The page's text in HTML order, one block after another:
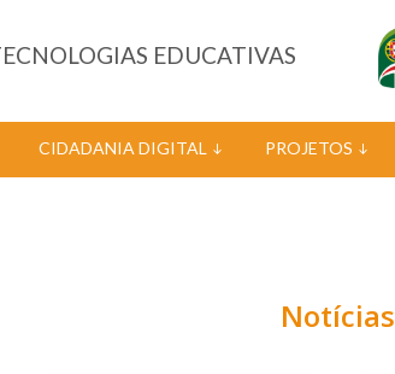
EDUCATIVAS
CIDADANIA DIGITAL PROJETOS
Notícias